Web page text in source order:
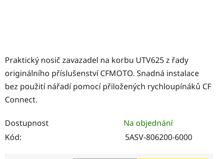
Praktický nosič zavazadel na korbu UTV625 z řady
originálního příslušenství CFMOTO. Snadná instalace
bez použití nářadí pomocí přiložených rychloupínáků CF
Connect.
Dostupnost
Na objednání
Kód:
5ASV-806200-6000